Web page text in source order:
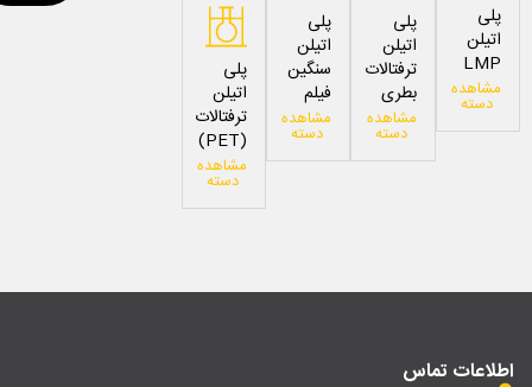
پلی
اتیلن
LMP
مشاهده
دسته
پلی
اتیلن
ترفتالات
بطری
مشاهده
دسته
پلی
اتیلن
سنگین
فیلم
مشاهده
دسته
پلی
اتیلن
ترفتالات
(PET)
مشاهده
دسته
اطلاعات تماس